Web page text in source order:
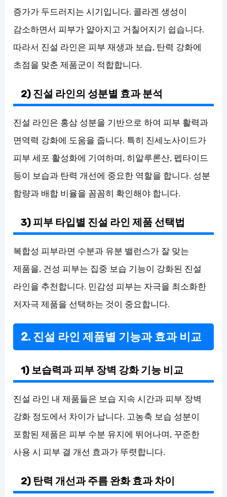
증가가 두드러지는 시기입니다. 콜라겐 생성이
감소하면서 피부가 얇아지고 거칠어지기 쉽습니다.
따라서 진설 라인은 피부 재생과 보습, 탄력 강화에
초점을 맞춘 제품군이 적합합니다.
2) 진설 라인의 성분별 효과 분석
진설 라인은 홍삼 성분을 기반으로 하여 피부 활력과
면역력 강화에 도움을 줍니다. 특히 진세노사이드가
피부 세포 활성화에 기여하며, 히알루론산, 펩타이드
등이 보습과 탄력 개선에 중요한 역할을 합니다. 성분
함량과 배합 비율을 꼼꼼히 확인해야 합니다.
3) 피부 타입별 진설 라인 제품 선택법
복합성 피부라면 수분과 유분 밸런스가 잘 맞는
제품을, 건성 피부는 집중 보습 기능이 강화된 진설
라인을 추천합니다. 민감성 피부는 자극을 최소화한
저자극 제품을 선택하는 것이 중요합니다.
2. 진설 라인 제품별 기능과 효과 비교
1) 보습력과 피부 장벽 강화 기능 비교
진설 라인 내 제품들은 보습 지속 시간과 피부 장벽
강화 정도에서 차이가 납니다. 고농축 보습 성분이
포함된 제품은 피부 수분 유지에 뛰어나며, 꾸준한
사용 시 피부 결 개선 효과가 뚜렷합니다.
2) 탄력 개선과 주름 완화 효과 차이